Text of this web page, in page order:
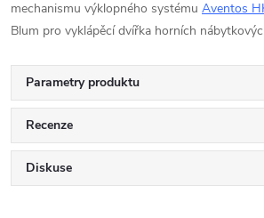
mechanismu výklopného systému Aventos
Blum pro vyklápěcí dvířka horních
Parametry produktu
Recenze
Diskuse